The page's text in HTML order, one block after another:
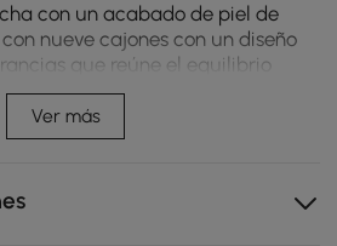
con un acabado de piel de
nueve cajones con un diseño
que reúne el equilibrio
y funcionalidad para ofrecer
espacio para guardar su ropa.
a cualquier dormitorio
Ver más